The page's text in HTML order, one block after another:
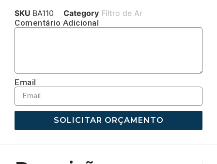
SKU BA110 Category Filtro de Ar
Comentário Adicional
Email
SOLICITAR ORÇAMENTO